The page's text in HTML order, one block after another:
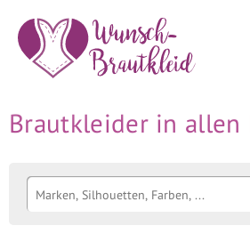
Brautkleider in allen